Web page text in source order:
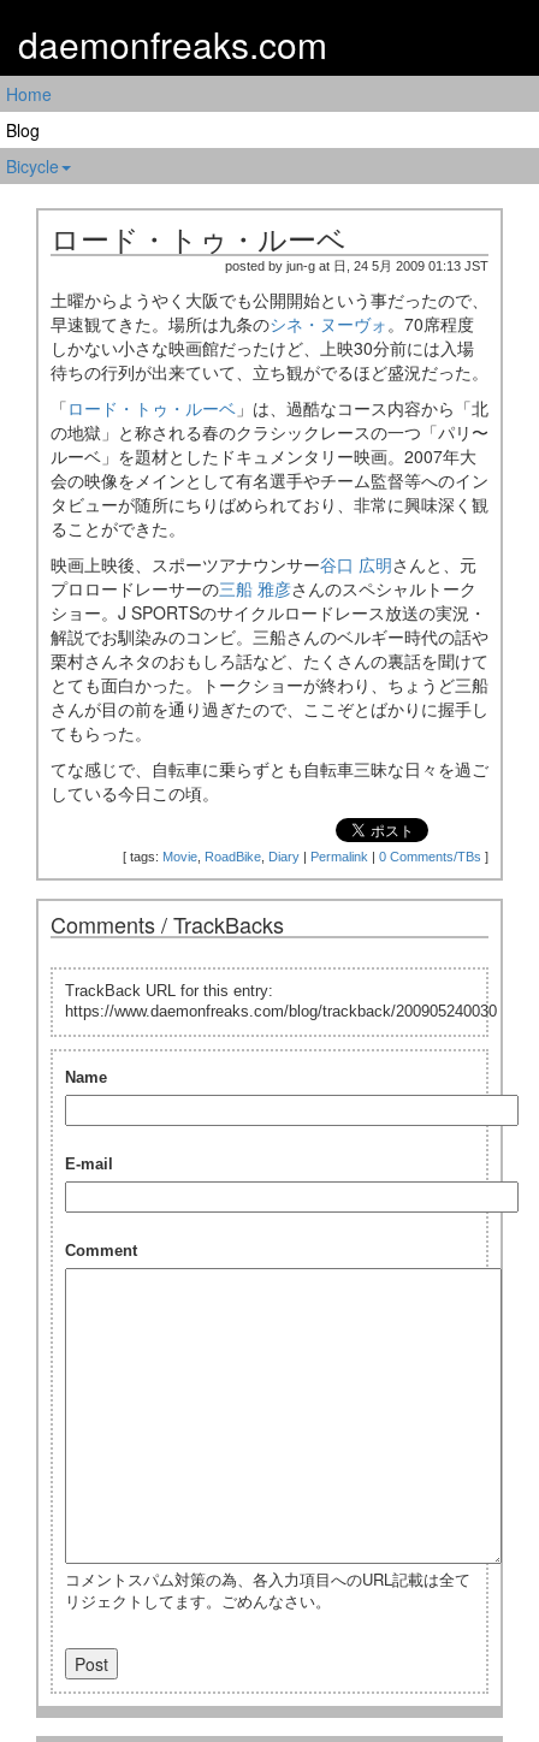
daemonfreaks.com
Home
Blog
Bicycle
ロード・トゥ・ルーベ
posted by jun-g at 日, 24 5月 2009 01:13 JST
土曜からようやく大阪でも公開開始という事だったので、
早速観てきた。場所は九条のシネ・ヌーヴォ。70席程度
しかない小さな映画館だったけど、上映30分前には入場
待ちの行列が出来ていて、立ち観がでるほど盛況だった。
「ロード・トゥ・ルーベ 」は、過酷なコース内容から「北
の地獄」と称される春のクラシックレースの一つ「パリ〜
ルーベ」を題材としたドキュメンタリー映画。2007年大
会の映像をメインとして有名選手やチーム監督等へのイン
タビューが随所にちりばめられており、非常に興味深く観
ることができた。
映画上映後、スポーツアナウンサー谷口 広明さんと、元
プロロードレーサーの三船 雅彦さんのスペシャルトーク
ショー。J SPORTSのサイクルロードレース放送の実況・
解説でお馴染みのコンビ。三船さんのベルギー時代の話や
栗村さんネタのおもしろ話など、たくさんの裏話を聞けて
とても面白かった。トークショーが終わり、ちょうど三船
さんが目の前を通り過ぎたので、ここぞとばかりに握手し
てもらった。
てな感じで、自転車に乗らずとも自転車三昧な日々を過ご
している今日この頃。
[ tags: Movie RoadBike Diary | Permalink | 0 Comments/TBs ]
Comments / TrackBacks
TrackBack URL for this entry:
https://www.daemonfreaks.com/blog/trackback/200905240030
Name
E-mail
Comment
コメントスパム対策の為、各入力項目へのURL記載は全て
リジェクトしてます。ごめんなさい。